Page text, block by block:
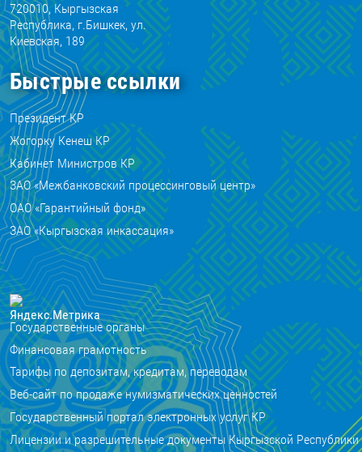
720010, Кыргызская
Республика, г.Бишкек, ул.
Киевская, 189
Быстрые ссылки
Президент КР
Жогорку Кенеш КР
Кабинет Министров КР
ЗАО «Межбанковский процессинговый центр»
ОАО «Гарантийный фонд»
ЗАО «Кыргызская инкассация»
Государственные органы
Финансовая грамотность
Тарифы по депозитам, кредитам, переводам
Веб-сайт по продаже нумизматических ценностей
Государственный портал электронных услуг КР
Лицензии и разрешительные документы Кыргызской Республики